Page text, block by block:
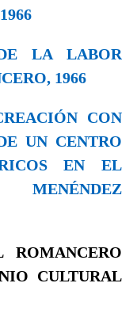
LA LABOR
1966
CON
UN CENTRO
EN EL
MENÉNDEZ
CULTURAL